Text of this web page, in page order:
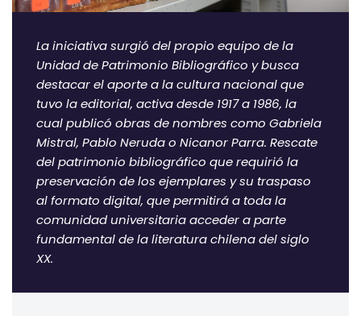
La iniciativa surgió del propio equipo de la
Unidad de Patrimonio Bibliográfico y busca
destacar el aporte a la cultura nacional que
tuvo la editorial, activa desde 1917 a 1986, la
cual publicó obras de nombres como Gabriela
Mistral, Pablo Neruda o Nicanor Parra. Rescate
del patrimonio bibliográfico que requirió la
preservación de los ejemplares y su traspaso
al formato digital, que permitirá a toda la
comunidad universitaria acceder a parte
fundamental de la literatura chilena del siglo
XX.